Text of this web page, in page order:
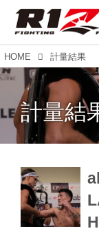
HOME 計量結果
計量結